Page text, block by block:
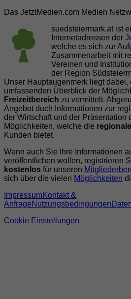
Das JetztMedien.com Medien
suedsteiermark.at ist
Internetadressen der
welche es sich zur
Zusammenarbeit mit
Vereinen und
der Region
Unser Hauptaugenmerk liegt
umfassenden Überblick der
Freizeitbereich zu vermittelt.
Angebot duch Informationen zur
der Wirtschaft und der Präsentation
Möglichkeiten, welche die
Kunden bietet.
Wenn auch Sie Ihre Informationen
veröffentlichen wollen, registrieren
kostenlos für unseren
sich über die vielen Möglichkeiten
ImpressumKontakt &
AnfrageNutzungsbedingungen
Cookie Einstellungen